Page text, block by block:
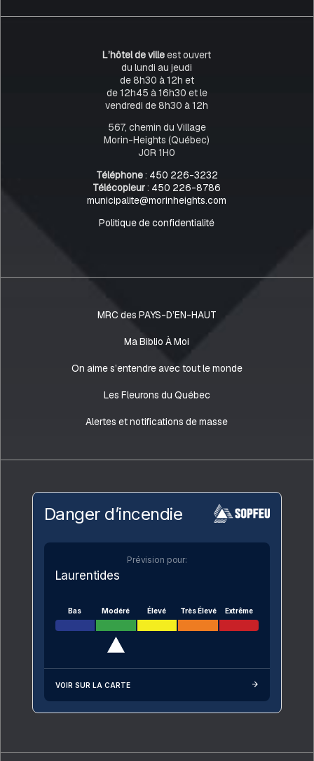
L’hôtel de villeest ouvert
du lundi au jeudi
de 8h30 à 12h et
de 12h45 à 16h30 et le
vendredi de 8h30 à 12h
567, chemin du Village
Morin-Heights (Québec)
J0R 1H0
Téléphone: 450 226-3232
Télécopieur: 450 226-8786
municipalite@morinheights.com
Politique de confidentialité
MRC des PAYS-D’EN-HAUT
Ma Biblio À Moi
On aime s’entendre avec tout le monde
Les Fleurons du Québec
Alertes et notifications de masse
Danger d’incendie
Prévision pour:
Laurentides
Bas Modéré Élevé Très Élevé Extrême
VOIR SUR LA CARTE